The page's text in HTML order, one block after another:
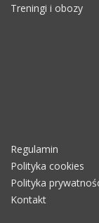
Treningi i obozy
Regulamin
Polityka cookies
Polityka
Kontakt